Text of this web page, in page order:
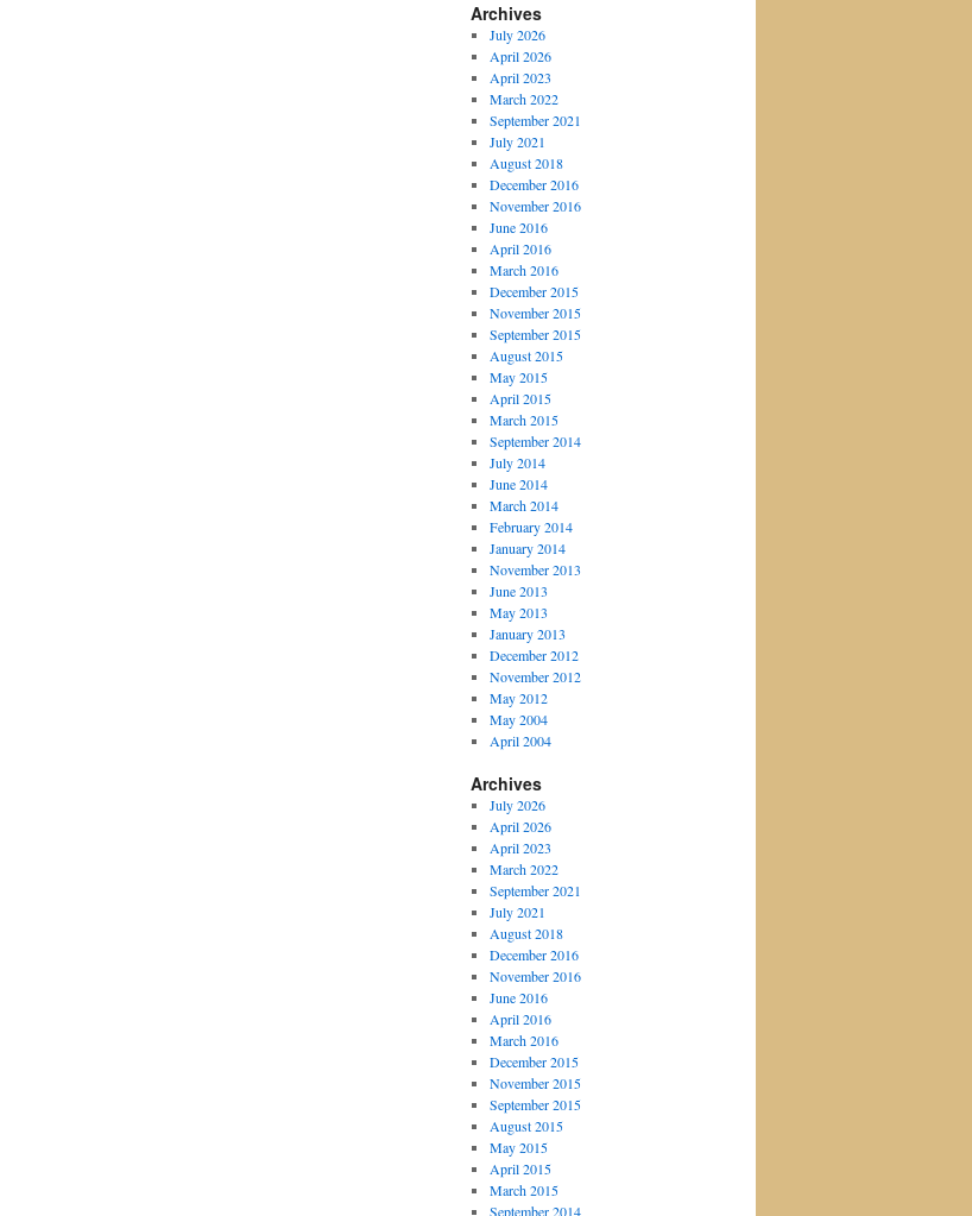
Archives
July 2026
April 2026
April 2023
March 2022
September 2021
July 2021
August 2018
December 2016
November 2016
June 2016
April 2016
March 2016
December 2015
November 2015
September 2015
August 2015
May 2015
April 2015
March 2015
September 2014
July 2014
June 2014
March 2014
February 2014
January 2014
November 2013
June 2013
May 2013
January 2013
December 2012
November 2012
May 2012
May 2004
April 2004
Archives
July 2026
April 2026
April 2023
March 2022
September 2021
July 2021
August 2018
December 2016
November 2016
June 2016
April 2016
March 2016
December 2015
November 2015
September 2015
August 2015
May 2015
April 2015
March 2015
September 2014